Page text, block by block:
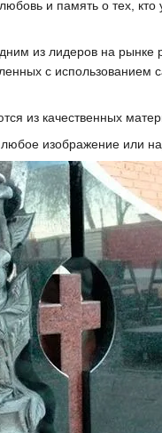
и память о тех,
из лидеров на рынке
с
из качественных
изображение или